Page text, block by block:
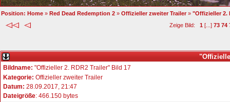
Position: Home » Red Dead Redemption 2 » Offizieller zweiter Trailer» "Offizieller 2.
Zeige Bild: 1 [...] 73 74
Bildname: "Offizieller 2. RDR2 Trailer" Bild 17
Kategorie: Offizieller zweiter Trailer
Datum: 28.09.2017, 21:47
Dateigröße: 466.150 bytes